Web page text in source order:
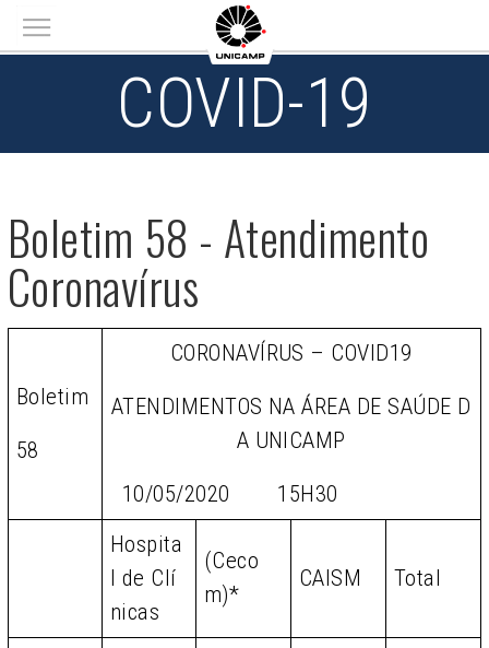
Main menu
COVID-19
Boletim 58 - Atendimento
Coronavírus
Boletim
58
CORONAVÍRUS – COVID19
ATENDIMENTOS NA ÁREA DE SAÚDE D
A UNICAMP
10/05/2020 15H30
Hospita
l de Clí
nicas
(Ceco
m)*
CAISM Total